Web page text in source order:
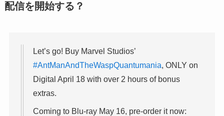
配信を開始する？
Let’s go! Buy Marvel Studios’
#AntManAndTheWaspQuantumania, ONLY on
Digital April 18 with over 2 hours of bonus
extras.
Coming to Blu-ray May 16, pre-order it now: